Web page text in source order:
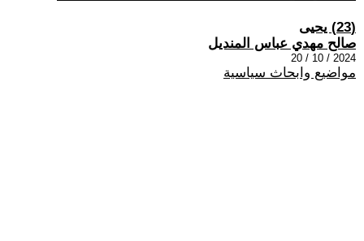
(23) يحيى
صالح مهدي عباس المنديل
2024 / 10 / 20
مواضيع وابحاث سياسية